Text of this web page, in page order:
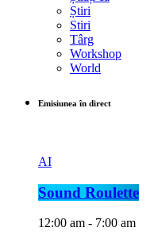
Știri
Stiri
Târg
Workshop
World
Emisiunea în direct
AI
Sound Roulette
12:00 am - 7:00 am